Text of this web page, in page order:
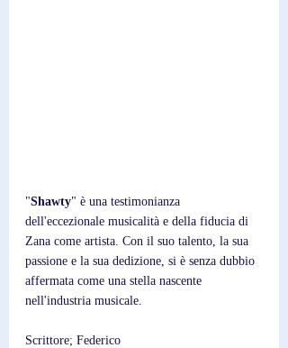
"Shawty" è una testimonianza
dell'eccezionale musicalità e della fiducia di
Zana come artista. Con il suo talento, la sua
passione e la sua dedizione, si è senza dubbio
affermata come una stella nascente
nell'industria musicale.
Scrittore; Federico